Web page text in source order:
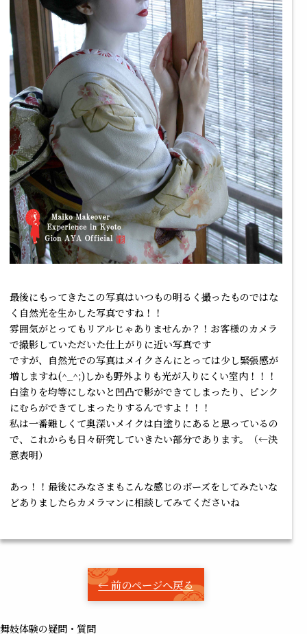
舞妓体験の疑問・質問
最後にもってきたこの写真はいつもの明るく撮ったものではな
く自然光を生かした写真ですね！！
雰囲気がとってもリアルじゃありませんか？！お客様のカメラ
で撮影していただいた仕上がりに近い写真です
ですが、自然光での写真はメイクさんにとっては少し緊張感が
増しますね(^_^;)しかも野外よりも光が入りにくい室内！！！
白塗りを均等にしないと凹凸で影ができてしまったり、ピンク
にむらができてしまったりするんですよ！！！
私は一番難しくて奥深いメイクは白塗りにあると思っているの
で、これからも日々研究していきたい部分であります。（←決
意表明）
あっ！！最後にみなさまもこんな感じのポーズをしてみたいな
どありましたらカメラマンに相談してみてくださいね
← 前のページへ戻る